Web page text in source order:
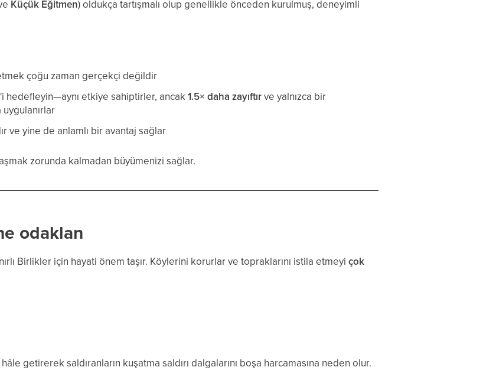
Küçük Eğitmen) oldukça tartışmalı olup genellikle önceden kurulmuş, deneyimli
çoğu zaman gerçekçi değildir
'i hedefleyin—aynı etkiye sahiptirler, ancak1.5× daha zayıftırve yalnızca bir
uygulanırlar
ve yine de anlamlı bir avantaj sağlar
zorunda kalmadan büyümenizi sağlar.
odaklan
Birlikler için hayati önem taşır. Köylerini korurlar ve topraklarını istila etmeyiçok
getirerek saldıranların kuşatma saldırı dalgalarını boşa harcamasına neden olur.